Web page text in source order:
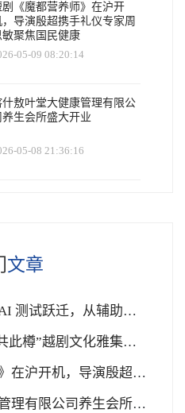
剧《魔都营养师》在沪开
，导演殷超携手礼仪专家周
敏聚焦国民健康
05-09 08:20:14
什敖叶堂大健康管理有限公
养生会所盛大开业
05-08 21:36:16
文章
从辅助工具到软件工程基础设施
”越剧文化雅集在杭举行
殷超携手礼仪专家周思敏聚焦国民健康
限公司养生会所盛大开业